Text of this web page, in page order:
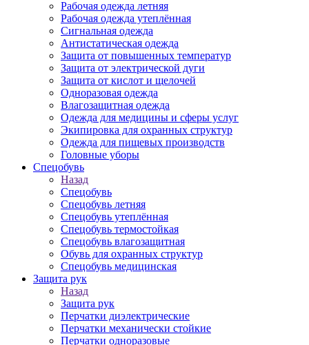
Рабочая одежда летняя
Рабочая одежда утеплённая
Сигнальная одежда
Антистатическая одежда
Защита от повышенных температур
Защита от электрической дуги
Защита от кислот и щелочей
Одноразовая одежда
Влагозащитная одежда
Одежда для медицины и сферы услуг
Экипировка для охранных структур
Одежда для пищевых производств
Головные уборы
Спецобувь
Назад
Спецобувь
Спецобувь летняя
Спецобувь утеплённая
Спецобувь термостойкая
Спецобувь влагозащитная
Обувь для охранных структур
Спецобувь медицинская
Защита рук
Назад
Защита рук
Перчатки диэлектрические
Перчатки механически стойкие
Перчатки одноразовые